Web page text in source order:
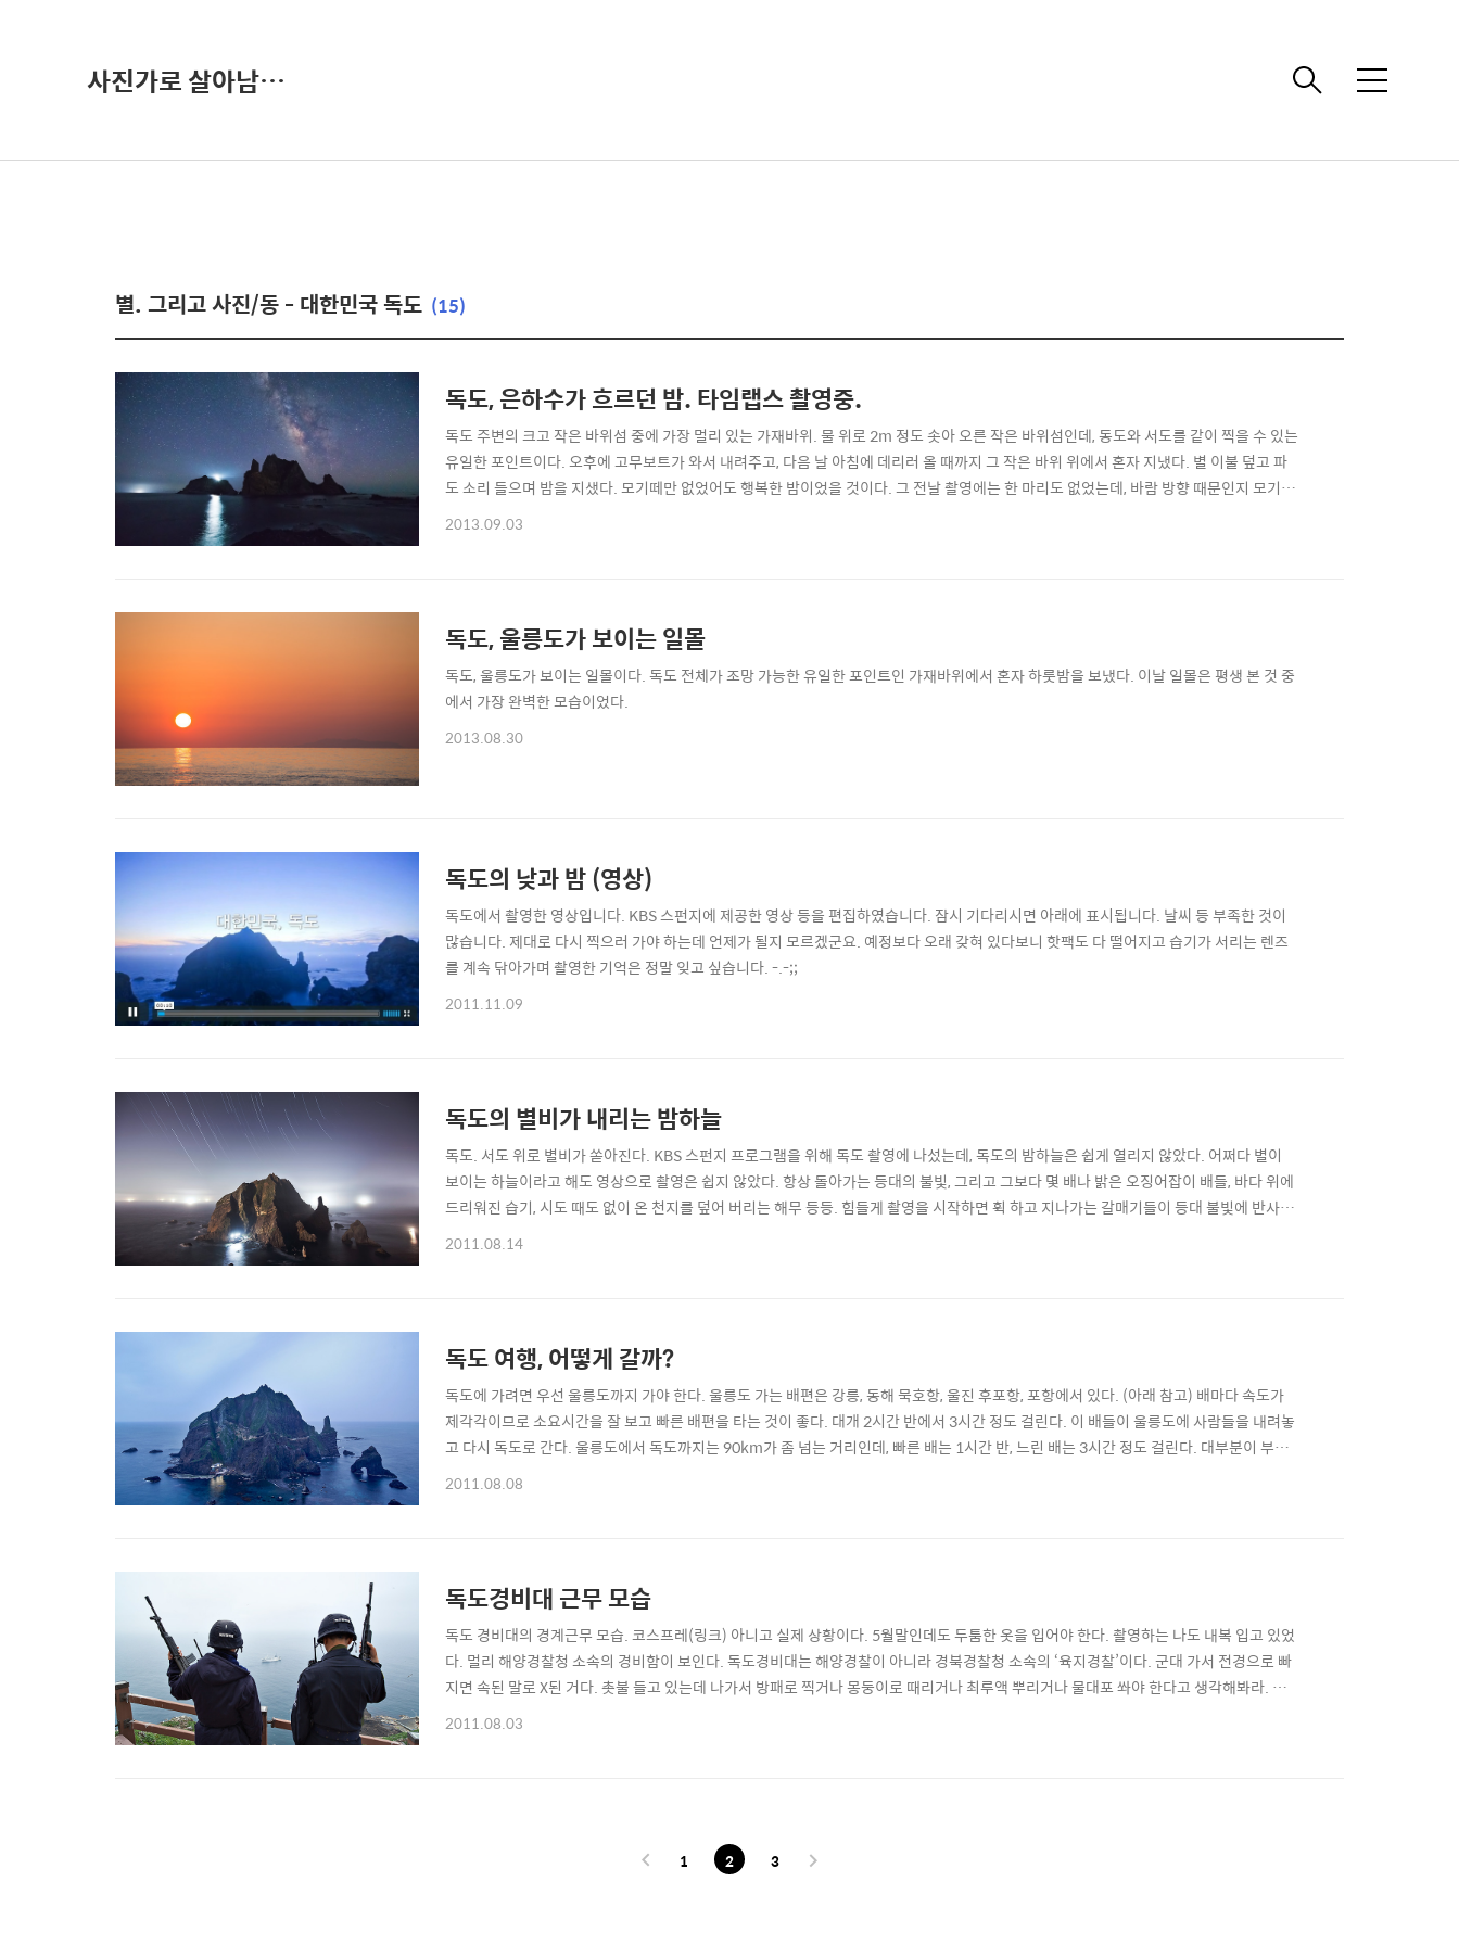
사진가로 살아남기-권오철의 별과 사진 메
별. 그리고 사진/동 - 대한민국 독도 (15)
독도, 은하수가 흐르던 밤. 타임랩스 촬영중.
독도 주변의 크고 작은 바위섬 중에 가장 멀리 있는 가재바위. 물 위로 2m 정도 솟아 오른 작은 바위섬인데, 동도와 서도를 같이 찍을 수 있는
유일한 포인트이다. 오후에 고무보트가 와서 내려주고, 다음 날 아침에 데리러 올 때까지 그 작은 바위 위에서 혼자 지냈다. 별 이불 덮고 파
도 소리 들으며 밤을 지샜다. 모기떼만 없었어도 행복한 밤이었을 것이다. 그 전날 촬영에는 한 마리도 없었는데, 바람 방향 때문인지 모기와
깔따구가 많았다. 평생 가장 짧은 기간에 가장 많이 뜯긴 기간이다. -.-;;; 2013. 독도 이번 작업은 4K에 3D이다. 만들어진 영상은 내년에
2013.09.03
독도, 울릉도가 보이는 일몰
독도, 울릉도가 보이는 일몰이다. 독도 전체가 조망 가능한 유일한 포인트인 가재바위에서 혼자 하룻밤을 보냈다. 이날 일몰은 평생 본 것 중
에서 가장 완벽한 모습이었다.
2013.08.30
독도의 낮과 밤 (영상)
독도에서 촬영한 영상입니다. KBS 스펀지에 제공한 영상 등을 편집하였습니다. 잠시 기다리시면 아래에 표시됩니다. 날씨 등 부족한 것이
많습니다. 제대로 다시 찍으러 가야 하는데 언제가 될지 모르겠군요. 예정보다 오래 갖혀 있다보니 핫팩도 다 떨어지고 습기가 서리는 렌즈
를 계속 닦아가며 촬영한 기억은 정말 잊고 싶습니다. -.-;;
2011.11.09
독도의 별비가 내리는 밤하늘
독도. 서도 위로 별비가 쏟아진다. KBS 스펀지 프로그램을 위해 독도 촬영에 나섰는데, 독도의 밤하늘은 쉽게 열리지 않았다. 어쩌다 별이
보이는 하늘이라고 해도 영상으로 촬영은 쉽지 않았다. 항상 돌아가는 등대의 불빛, 그리고 그보다 몇 배나 밝은 오징어잡이 배들, 바다 위에
드리워진 습기, 시도 때도 없이 온 천지를 덮어 버리는 해무 등등. 힘들게 촬영을 시작하면 휙 하고 지나가는 갈매기들이 등대 불빛에 반사되
어 흰 궤적을 남긴다. 아무 때고 갈 수 있는 곳이었다면 카메라를 꺼내지도 않을 상황이었지만, 독도니까...
2011.08.14
독도 여행, 어떻게 갈까?
독도에 가려면 우선 울릉도까지 가야 한다. 울릉도 가는 배편은 강릉, 동해 묵호항, 울진 후포항, 포항에서 있다. (아래 참고) 배마다 속도가
제각각이므로 소요시간을 잘 보고 빠른 배편을 타는 것이 좋다. 대개 2시간 반에서 3시간 정도 걸린다. 이 배들이 울릉도에 사람들을 내려놓
고 다시 독도로 간다. 울릉도에서 독도까지는 90km가 좀 넘는 거리인데, 빠른 배는 1시간 반, 느린 배는 3시간 정도 걸린다. 대부분이 부정
기선이므로 해당 선사에 반드시 사전에 출항 시간과 출항 여부를 확인해야 한다. 독도는 3월부터 10월까지만 운행하고, 파도가 거칠어지는
2011.08.08
독도경비대 근무 모습
독도 경비대의 경계근무 모습. 코스프레(링크) 아니고 실제 상황이다. 5월말인데도 두툼한 옷을 입어야 한다. 촬영하는 나도 내복 입고 있었
다. 멀리 해양경찰청 소속의 경비함이 보인다. 독도경비대는 해양경찰이 아니라 경북경찰청 소속의 ‘육지경찰’이다. 군대 가서 전경으로 빠
지면 속된 말로 X된 거다. 촛불 들고 있는데 나가서 방패로 찍거나 몽둥이로 때리거나 최루액 뿌리거나 물대포 쏴야 한다고 생각해봐라. 끔
찍 그 자체다. 그러나 패자부활전이 있으니 과천정부청사 경비하는 쪽이나 독도경비대로 배치되는 것이다. 독도에 온 친구들은 다들 표정도
2011.08.03
1 2 3